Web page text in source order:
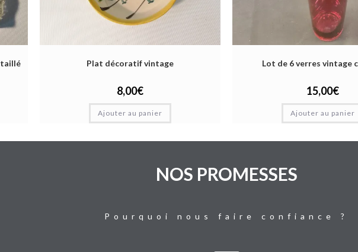
taillé Plat décoratif vintage
8,00€
Ajouter au panier
Lot de 6 verres vintage
15,00€
Ajouter au panier
NOS PROMESSES
Pourquoi nous faire confiance ?